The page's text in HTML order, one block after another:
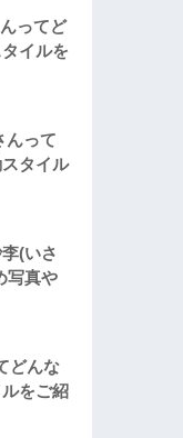
ってど
イルを
んって
タイル
(いさ
写真や
どんな
をご紹